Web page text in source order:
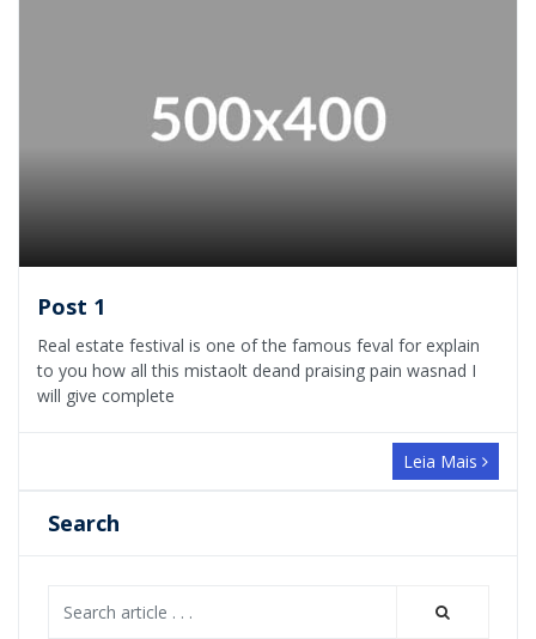
Post 1
Real estate festival is one of the famous feval for explain
to you how all this mistaolt deand praising pain wasnad I
will give complete
Leia Mais
Search